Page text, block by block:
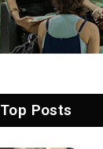
Top Posts